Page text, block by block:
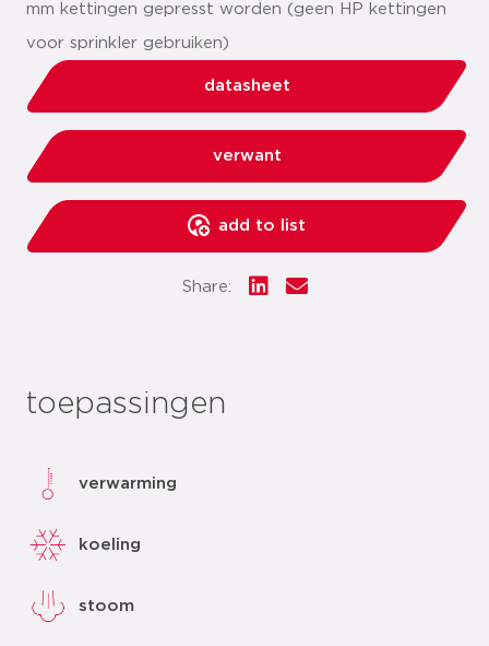
mm kettingen gepresst worden (geen HP kettingen
voor sprinkler gebruiken)
datasheet
verwant
add to list
Share:
toepassingen
verwarming
koeling
stoom